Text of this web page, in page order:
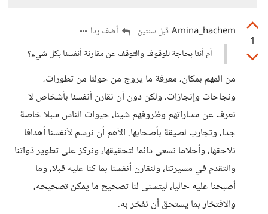
1
Amina_hachem قبل سنتين
أضف ردا
أم أننا بحاجة للوقوف والتوقف عن مقارنة أنفسنا بكل شيء؟
من المهم بمكان، معرفة ما يروج من حولنا من تطورات،
ونجاحات وإنجازات، ولكن دون أن نقارن أنفسنا بأشخاص لا
نعرف عن مساراتهم وظروفهم شيئا، حيوات الناس سبلا خاصة
جدا، وتجارب لصيقة بأصحابها. الأهم أن نرسم لأنفسنا أهدافا
نلاحقها، وأحلاما نسعى دائما لتحقيقها، ونركز على تطوير ذواتنا
والتقدم في مسيرتنا، ولنقارن أنفسنا بما كنا عليه قبلا، وما
أصبحنا عليه حاليا، ليتسنى لنا تصحيح ما يمكن تصحيحه،
والافتخار بما يستحق أن نفخر به.